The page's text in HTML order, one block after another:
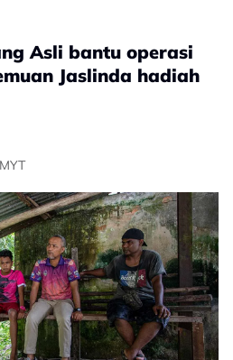
Asli bantu operasi
Jaslinda hadiah